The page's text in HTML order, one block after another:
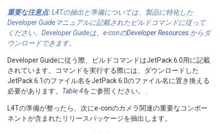
重要な注意点:L4Tの抽出と準備については、製品に特化した
Developer Guideマニュアルに記載されたビルドコマンドに従って
ください。Developer Guideは、e-conのDeveloper Resources からダ
ウンロードできます。
Developer Guideに従う際、ビルドコマンドはJetPack 6.0用に記載
されています。コマンドを実行する際には、ダウンロードした
JetPack 6.1のファイル名をJetPack 6.0のファイル名に置き換える
必要があります。 Table 4をご参照ください。 .
L4Tの準備が整ったら、次にe-conのカメラ関連の重要なコンポー
ネントが含まれたリリースパッケージを抽出します。